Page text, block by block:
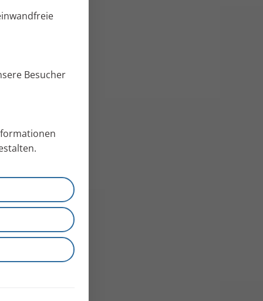
Besucher